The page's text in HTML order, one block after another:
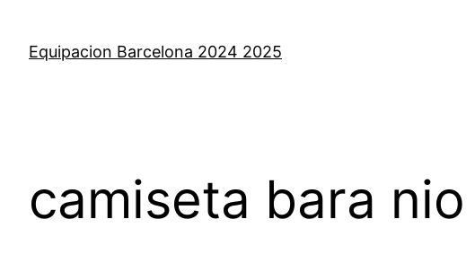
contenido
Equipacion Barcelona 2024 2025
camiseta bara